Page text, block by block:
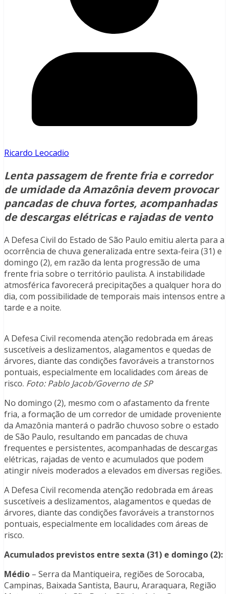
Ricardo Leocadio
Lenta passagem de frente fria e corredor
de umidade da Amazônia devem provocar
pancadas de chuva fortes, acompanhadas
de descargas elétricas e rajadas de vento
A Defesa Civil do Estado de São Paulo emitiu alerta para a
ocorrência de chuva generalizada entre sexta-feira (31) e
domingo (2), em razão da lenta progressão de uma
frente fria sobre o território paulista. A instabilidade
atmosférica favorecerá precipitações a qualquer hora do
dia, com possibilidade de temporais mais intensos entre a
tarde e a noite.
A Defesa Civil recomenda atenção redobrada em áreas
suscetíveis a deslizamentos, alagamentos e quedas de
árvores, diante das condições favoráveis a transtornos
pontuais, especialmente em localidades com áreas de
risco. Foto: Pablo Jacob/Governo de SP
No domingo (2), mesmo com o afastamento da frente
fria, a formação de um corredor de umidade proveniente
da Amazônia manterá o padrão chuvoso sobre o estado
de São Paulo, resultando em pancadas de chuva
frequentes e persistentes, acompanhadas de descargas
elétricas, rajadas de vento e acumulados que podem
atingir níveis moderados a elevados em diversas regiões.
A Defesa Civil recomenda atenção redobrada em áreas
suscetíveis a deslizamentos, alagamentos e quedas de
árvores, diante das condições favoráveis a transtornos
pontuais, especialmente em localidades com áreas de
risco.
Acumulados previstos entre sexta (31) e domingo (2):
Médio – Serra da Mantiqueira, regiões de Sorocaba,
Campinas, Baixada Santista, Bauru, Araraquara, Região